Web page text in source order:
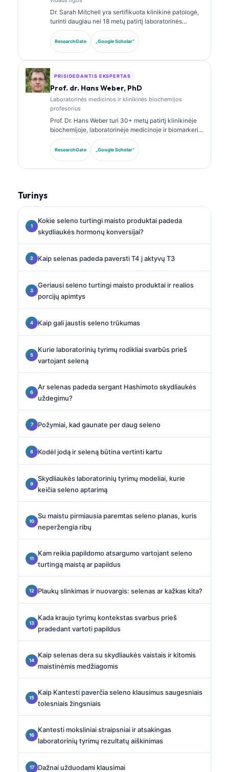
Dr. Sarah Mitchell yra sertifikuota klinikinė patologė,
turinti daugiau nei 18 metų patirtį laboratorinės
medicinos ir diagnostinės analizės srityje. Ji turi
klinikinės chemijos specializacijos sertifikatus ir
plačiai publikavo biomarkerių panelių bei
ResearchGate „Google Scholar“
PRISIDEDANTIS EKSPERTAS
Prof. dr. Hans Weber, PhD
Laboratorinės medicinos ir klinikinės biochemijos
profesorius
Prof. Dr. Hans Weber turi 30+ metų patirtį klinikinėje
biochemijoje, laboratorinėje medicinoje ir biomarkerių
tyrimuose. Buvęs Vokietijos klinikinės chemijos
draugijos prezidentas, jis specializuojasi diagnostinių
panelių analizėje, biomarkerių standartizavime ir AI
ResearchGate „Google Scholar“
Turinys
Kokie seleno turtingi maisto produktai padeda
skydliaukės hormonų konversijai?
Kaip selenas padeda paversti T4 į aktyvų T3
Geriausi seleno turtingi maisto produktai ir realios
porcijų apimtys
Kaip gali jaustis seleno trūkumas
Kurie laboratorinių tyrimų rodikliai svarbūs prieš
vartojant seleną
Ar selenas padeda sergant Hashimoto skydliaukės
uždegimu?
Požymiai, kad gaunate per daug seleno
Kodėl jodą ir seleną būtina vertinti kartu
Skydliaukės laboratorinių tyrimų modeliai, kurie
keičia seleno aptarimą
Su maistu pirmiausia paremtas seleno planas, kuris
neperžengia ribų
Kam reikia papildomo atsargumo vartojant seleno
turtingą maistą ar papildus
Plaukų slinkimas ir nuovargis: selenas ar kažkas kita?
Kada kraujo tyrimų kontekstas svarbus prieš
pradedant vartoti papildus
Kaip selenas dera su skydliaukės vaistais ir kitomis
maistinėmis medžiagomis
Kaip Kantesti paverčia seleno klausimus saugesniais
tolesniais žingsniais
Kantesti moksliniai straipsniai ir atsakingas
laboratorinių tyrimų rezultatų aiškinimas
Dažnai užduodami klausimai